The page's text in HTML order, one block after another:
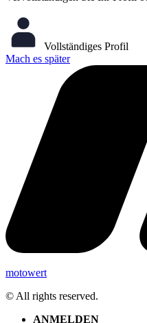
Vollständiges Profil
Mach es später
motowert
© All rights reserved.
ANMELDEN